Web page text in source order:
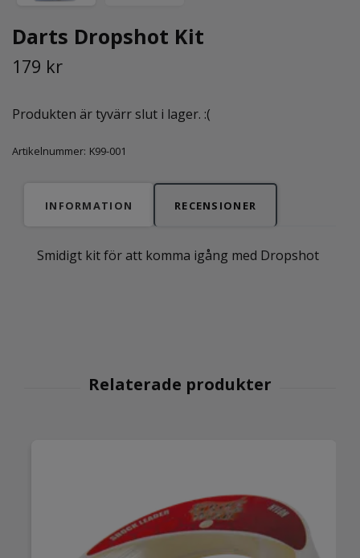
Darts Dropshot Kit
179 kr
Produkten är tyvärr slut i lager. :(
Artikelnummer: K99-001
INFORMATION RECENSIONER
Smidigt kit för att komma igång med Dropshot